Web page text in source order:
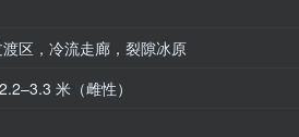
区，冷流走廊，裂隙冰原
米（雌性）